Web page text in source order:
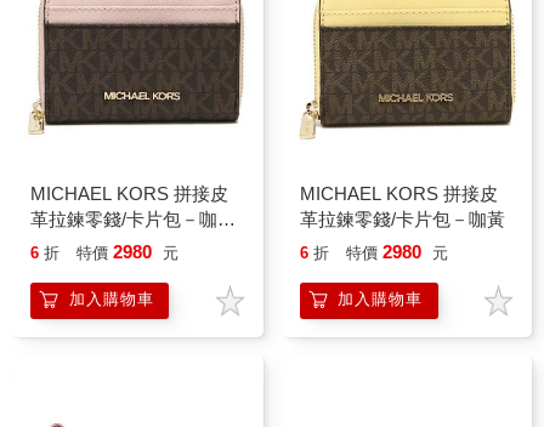
MICHAEL KORS 拼接皮
革拉鍊零錢/卡片包－咖淺
粉
6 折 特價 2980 元
加入購物車
MICHAEL KORS 拼接皮
革拉鍊零錢/卡片包－咖黃
6 折 特價 2980 元
加入購物車